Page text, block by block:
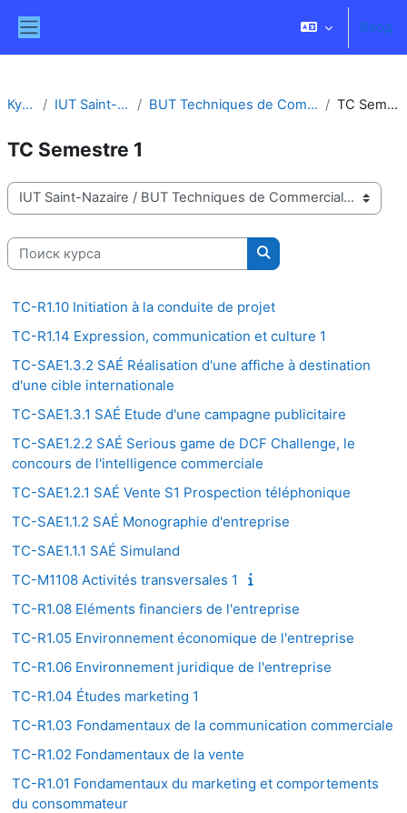
Вход
Курсы IUT Saint-Nazaire BUT Techniques de Commercialisation TC Semestre 1
TC Semestre 1
Категории курсов
Поиск курса
Поиск курса
TC-R1.10 Initiation à la conduite de projet
TC-R1.14 Expression, communication et culture 1
TC-SAE1.3.2 SAÉ Réalisation d'une affiche à destination
d'une cible internationale
TC-SAE1.3.1 SAÉ Etude d'une campagne publicitaire
TC-SAE1.2.2 SAÉ Serious game de DCF Challenge, le
concours de l'intelligence commerciale
TC-SAE1.2.1 SAÉ Vente S1 Prospection téléphonique
TC-SAE1.1.2 SAÉ Monographie d'entreprise
TC-SAE1.1.1 SAÉ Simuland
TC-M1108 Activités transversales 1
TC-R1.08 Eléments financiers de l'entreprise
TC-R1.05 Environnement économique de l'entreprise
TC-R1.06 Environnement juridique de l'entreprise
TC-R1.04 Études marketing 1
TC-R1.03 Fondamentaux de la communication commerciale
TC-R1.02 Fondamentaux de la vente
TC-R1.01 Fondamentaux du marketing et comportements
du consommateur